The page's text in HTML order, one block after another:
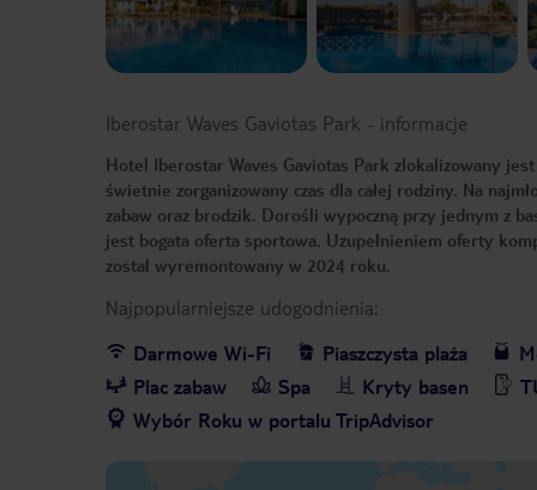
Iberostar Waves Gaviotas Park - informacje
Hotel Iberostar Waves Gaviotas Park zlokalizowany
świetnie zorganizowany czas dla całej rodziny. Na
zabaw oraz brodzik. Dorośli wypoczną przy jednym z
jest bogata oferta sportowa. Uzupełnieniem oferty
został wyremontowany w 2024 roku.
Najpopularniejsze udogodnienia:
Darmowe Wi-Fi
Piaszczysta plaża
Plac zabaw
Spa Kryty basen
Wybór Roku w portalu TripAdvisor